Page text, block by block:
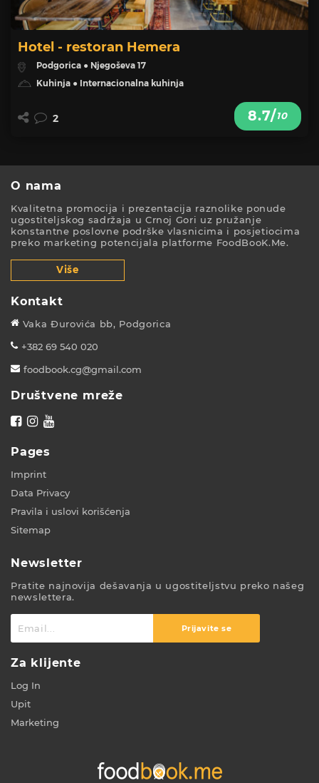
Hotel - restoran Hemera
Podgorica ● Njegoševa 17
Kuhinja ● Internacionalna kuhinja
8.7/10
2
O nama
Kvalitetna promocija i prezentacija raznolike ponude
ugostiteljskog sadržaja u Crnoj Gori uz pružanje
konstantne poslovne podrške vlasnicima i posjetiocima
preko marketing potencijala platforme FoodBooK.Me.
Više
Kontakt
Vaka Đurovića bb, Podgorica
+382 69 540 020
foodbook.cg@gmail.com
Društvene mreže
Pages
Imprint
Data Privacy
Pravila i uslovi korišćenja
Sitemap
Newsletter
Pratite najnovija dešavanja u ugostiteljstvu preko našeg
newslettera.
Prijavite se
Za klijente
Log In
Upit
Marketing